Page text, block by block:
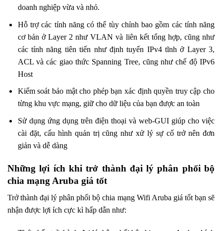
doanh nghiệp vừa và nhỏ.
Hỗ trợ các tính năng có thể tùy chỉnh bao gồm các tính năng
cơ bản ở Layer 2 như VLAN và liên kết tổng hợp, cũng như
các tính năng tiên tiến như định tuyến IPv4 tĩnh ở Layer 3,
ACL và các giao thức Spanning Tree, cũng như chế độ IPv6
Host
Kiểm soát bảo mật cho phép bạn xác định quyền truy cập cho
từng khu vực mạng, giữ cho dữ liệu của bạn được an toàn
Sử dụng ứng dụng trên điện thoại và web-GUI giúp cho việc
cài đặt, cấu hình quản trị cũng như xử lý sự cố trở nên đơn
giản và dễ dàng
Những lợi ích khi trở thành đại lý phân phối bộ
chia mạng Aruba giá tốt
Trở thành đại lý phân phối bộ chia mạng Wifi Aruba giá tốt bạn sẽ
nhận được lợi ích cực kì hấp dẫn như: